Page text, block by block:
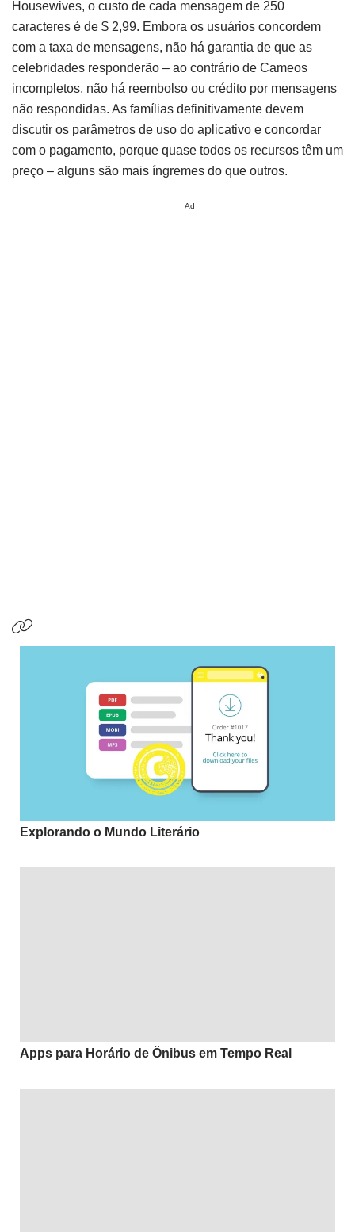
Housewives, o custo de cada mensagem de 250
caracteres é de $ 2,99. Embora os usuários concordem
com a taxa de mensagens, não há garantia de que as
celebridades responderão – ao contrário de Cameos
incompletos, não há reembolso ou crédito por mensagens
não respondidas. As famílias definitivamente devem
discutir os parâmetros de uso do aplicativo e concordar
com o pagamento, porque quase todos os recursos têm um
preço – alguns são mais íngremes do que outros.
Ad
Explorando o Mundo Literário
Apps para Horário de Ônibus em Tempo Real